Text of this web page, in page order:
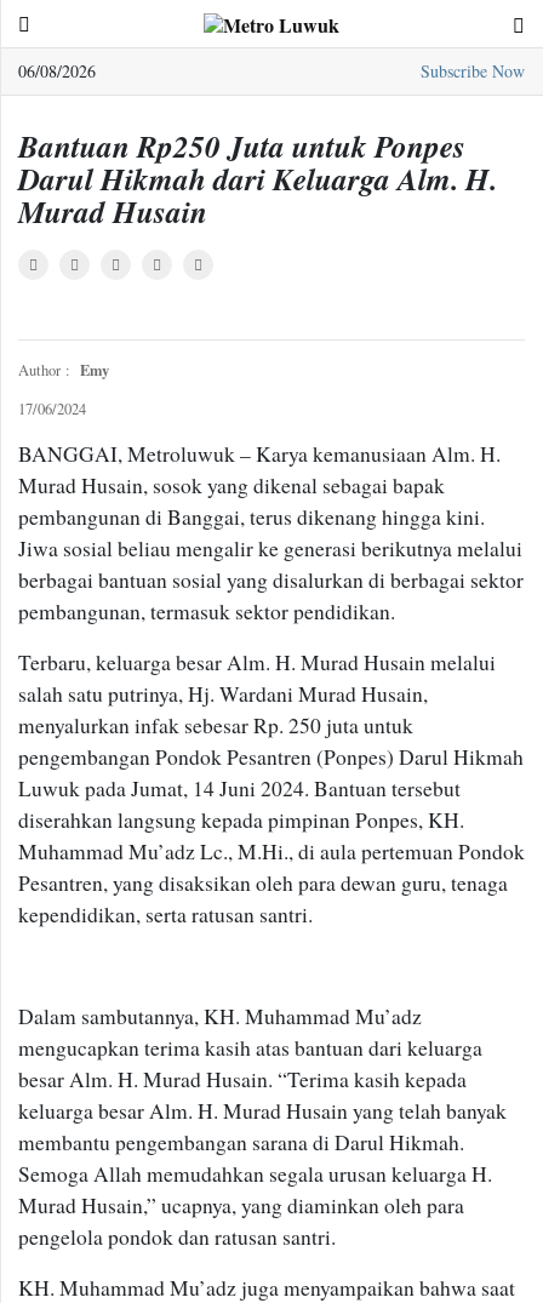
06/08/2026
Subscribe Now
Sample
Bantuan Rp250 Juta untuk Ponpes
Darul Hikmah dari Keluarga Alm. H.
Murad Husain
Author : Emy
17/06/2024
BANGGAI, Metroluwuk – Karya kemanusiaan Alm. H.
Murad Husain, sosok yang dikenal sebagai bapak
pembangunan di Banggai, terus dikenang hingga kini.
Jiwa sosial beliau mengalir ke generasi berikutnya melalui
berbagai bantuan sosial yang disalurkan di berbagai sektor
pembangunan, termasuk sektor pendidikan.
Terbaru, keluarga besar Alm. H. Murad Husain melalui
salah satu putrinya, Hj. Wardani Murad Husain,
menyalurkan infak sebesar Rp. 250 juta untuk
pengembangan Pondok Pesantren (Ponpes) Darul Hikmah
Luwuk pada Jumat, 14 Juni 2024. Bantuan tersebut
diserahkan langsung kepada pimpinan Ponpes, KH.
Muhammad Mu’adz Lc., M.Hi., di aula pertemuan Pondok
Pesantren, yang disaksikan oleh para dewan guru, tenaga
kependidikan, serta ratusan santri.
Dalam sambutannya, KH. Muhammad Mu’adz
mengucapkan terima kasih atas bantuan dari keluarga
besar Alm. H. Murad Husain. “Terima kasih kepada
keluarga besar Alm. H. Murad Husain yang telah banyak
membantu pengembangan sarana di Darul Hikmah.
Semoga Allah memudahkan segala urusan keluarga H.
Murad Husain,” ucapnya, yang diaminkan oleh para
pengelola pondok dan ratusan santri.
KH. Muhammad Mu’adz juga menyampaikan bahwa saat